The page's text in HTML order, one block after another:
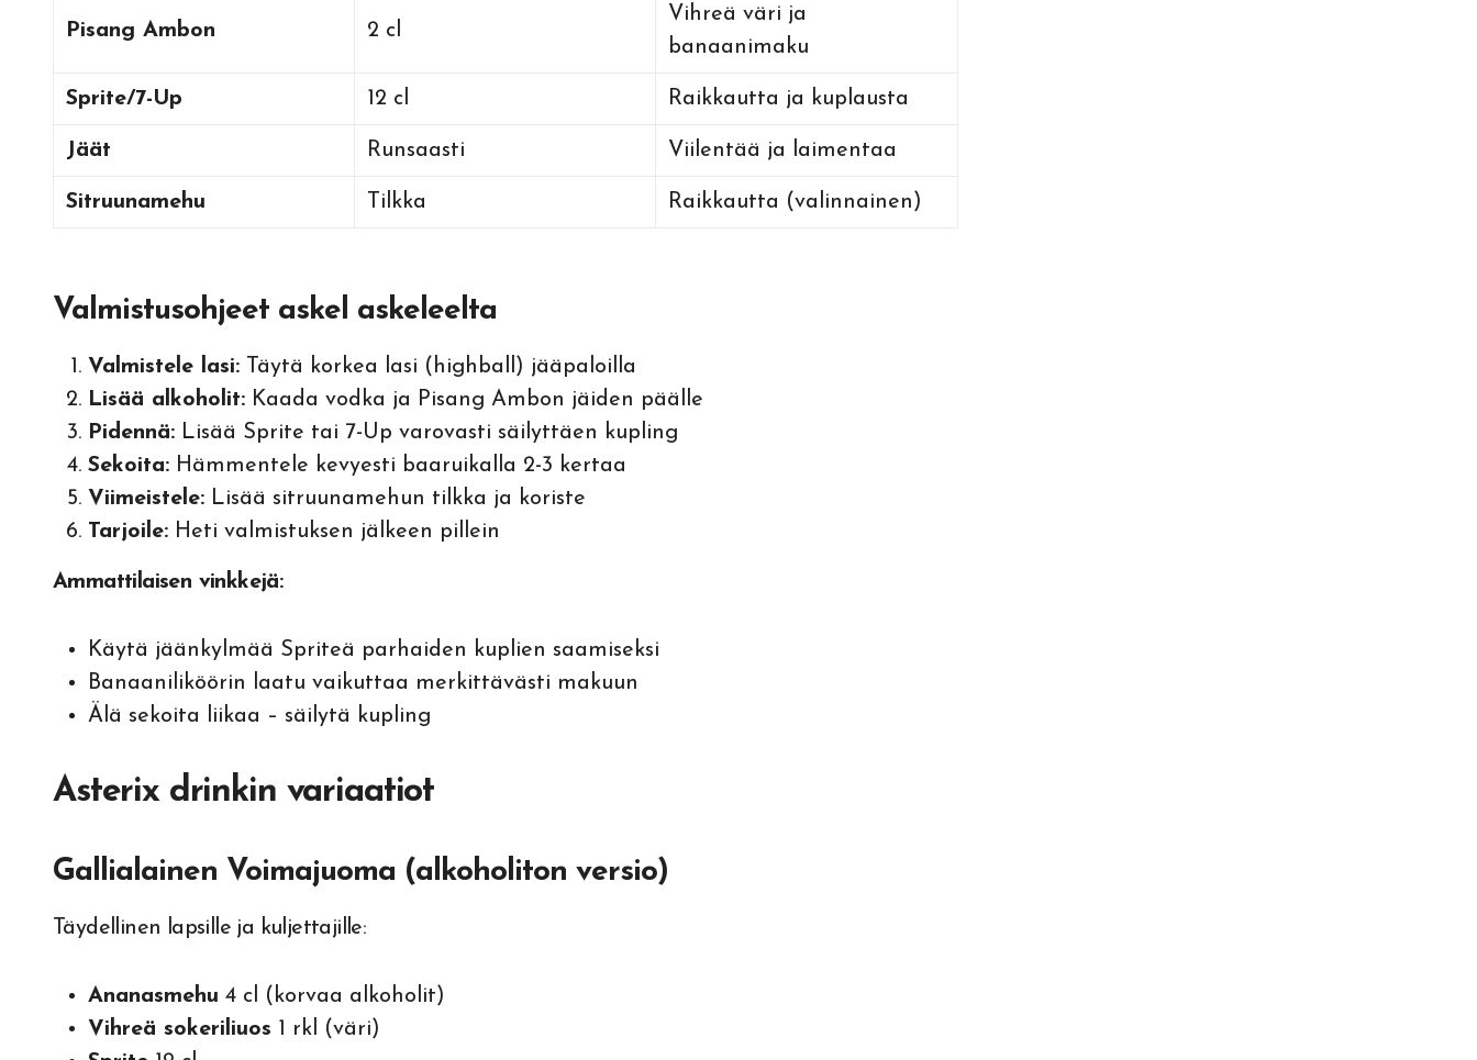
Pisang Ambon 2 cl
Vihreä väri ja
banaanimaku
Sprite/7-Up 12 cl Raikkautta ja kuplausta
Jäät Runsaasti Viilentää ja laimentaa
Sitruunamehu Tilkka Raikkautta (valinnainen)
Valmistusohjeet askel askeleelta
Valmistele lasi: Täytä korkea lasi (highball) jääpaloilla
Lisää alkoholit: Kaada vodka ja Pisang Ambon jäiden päälle
Pidennä: Lisää Sprite tai 7-Up varovasti säilyttäen kupling
Sekoita: Hämmentele kevyesti baaruikalla 2-3 kertaa
Viimeistele: Lisää sitruunamehun tilkka ja koriste
Tarjoile: Heti valmistuksen jälkeen pillein
Ammattilaisen vinkkejä:
Käytä jäänkylmää Spriteä parhaiden kuplien saamiseksi
Banaaniliköörin laatu vaikuttaa merkittävästi makuun
Älä sekoita liikaa – säilytä kupling
Asterix drinkin variaatiot
Gallialainen Voimajuoma (alkoholiton versio)
Täydellinen lapsille ja kuljettajille:
Ananasmehu 4 cl (korvaa alkoholit)
Vihreä sokeriliuos 1 rkl (väri)